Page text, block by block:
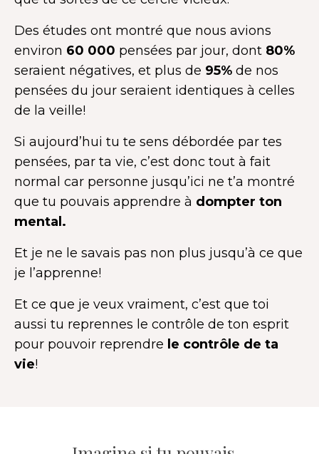
Des études ont montré que nous avions
environ 60 000 pensées par jour, dont 80%
seraient négatives, et plus de 95% de nos
pensées du jour seraient identiques à celles
de la veille!
Si aujourd’hui tu te sens débordée par tes
pensées, par ta vie, c’est donc tout à fait
normal car personne jusqu’ici ne t’a montré
que tu pouvais apprendre à dompter ton
mental.
Et je ne le savais pas non plus jusqu’à ce que
je l’apprenne!
Et ce que je veux vraiment, c’est que toi
aussi tu reprennes le contrôle de ton esprit
pour pouvoir reprendre le contrôle de ta
vie!